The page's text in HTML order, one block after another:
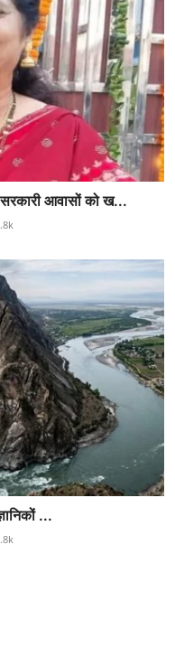
आवासों को ख...
...